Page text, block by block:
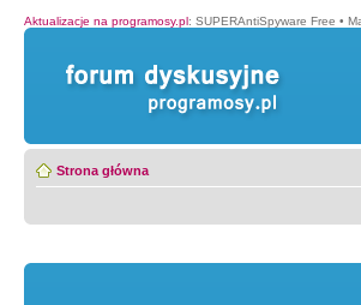
Aktualizacje na programosy.pl: SUPERAntiSpyware Free •
Strona główna